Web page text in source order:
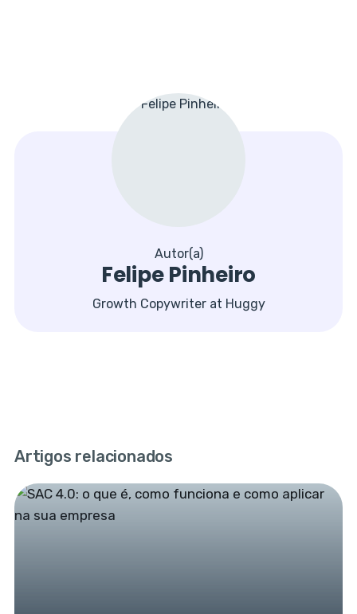
Autor(a)
Felipe Pinheiro
Growth Copywriter at Huggy
Artigos relacionados